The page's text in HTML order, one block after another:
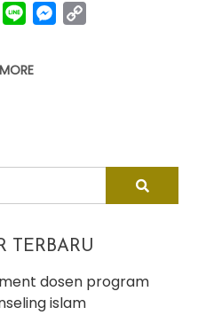
twitterline messenger
TERBARU
dosen program
islam